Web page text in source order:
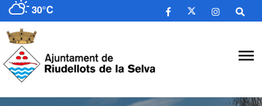
30°C